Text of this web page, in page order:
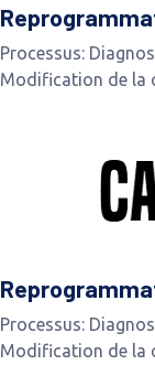
Processus:
Modification de la
Processus:
Modification de la